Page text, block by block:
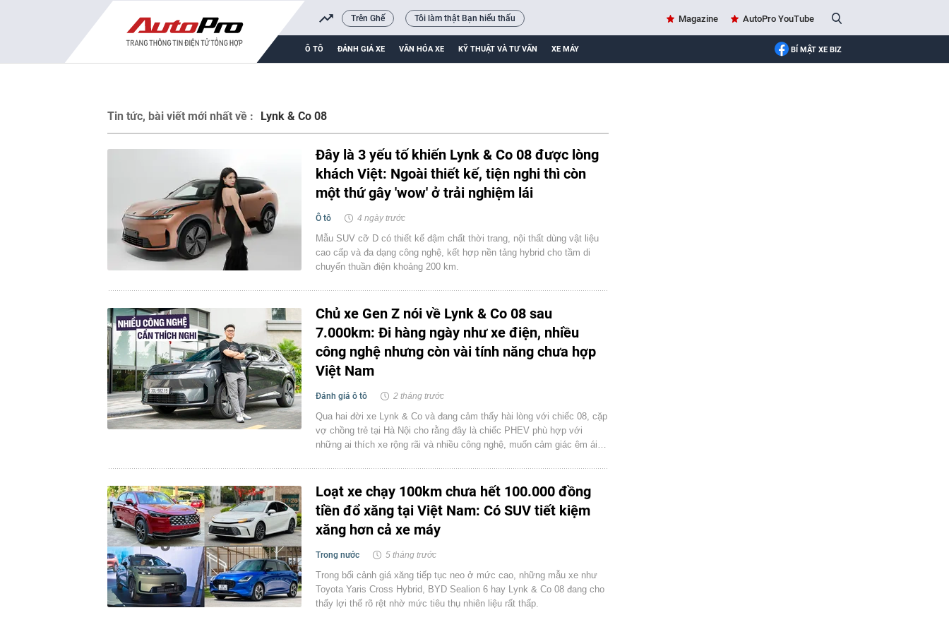
Trên Ghế Tôi làm thật Bạn hiểu thấu Magazine AutoPro YouTube
Ô TÔ ĐÁNH GIÁ XE VĂN HÓA XE KỸ THUẬT VÀ TƯ VẤN XE MÁY BÍ MẬT XE BIZ
Tin tức, bài viết mới nhất về : Lynk & Co 08
Đây là 3 yếu tố khiến Lynk & Co 08 được lòng
khách Việt: Ngoài thiết kế, tiện nghi thì còn
một thứ gây 'wow' ở trải nghiệm lái
Ô tô 4 ngày trước
Mẫu SUV cỡ D có thiết kế đậm chất thời trang, nội thất dùng vật liệu
cao cấp và đa dạng công nghệ, kết hợp nền tảng hybrid cho tầm di
chuyển thuần điện khoảng 200 km.
Chủ xe Gen Z nói về Lynk & Co 08 sau
7.000km: Đi hàng ngày như xe điện, nhiều
công nghệ nhưng còn vài tính năng chưa hợp
Việt Nam
Đánh giá ô tô 2 tháng trước
Qua hai đời xe Lynk & Co và đang cảm thấy hài lòng với chiếc 08, cặp
vợ chồng trẻ tại Hà Nội cho rằng đây là chiếc PHEV phù hợp với
những ai thích xe rộng rãi và nhiều công nghệ, muốn cảm giác êm ái…
Loạt xe chạy 100km chưa hết 100.000 đồng
tiền đổ xăng tại Việt Nam: Có SUV tiết kiệm
xăng hơn cả xe máy
Trong nước 5 tháng trước
Trong bối cảnh giá xăng tiếp tục neo ở mức cao, những mẫu xe như
Toyota Yaris Cross Hybrid, BYD Sealion 6 hay Lynk & Co 08 đang cho
thấy lợi thế rõ rệt nhờ mức tiêu thụ nhiên liệu rất thấp.